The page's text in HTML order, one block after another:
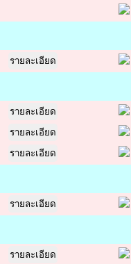
รายละเอียด
รายละเอียด
รายละเอียด
รายละเอียด
รายละเอียด
รายละเอียด